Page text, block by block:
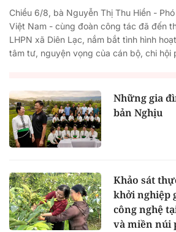
Chiều 6/8, bà Nguyễn Thị Thu Hiền -
Việt Nam - cùng đoàn công tác đã đến
LHPN xã Diên Lạc, nắm bắt tình hình
tâm tư, nguyện vọng của cán bộ, chi hội
Những gia
bản Nghịu
Khảo sát
khởi nghiệp
công nghệ
và miền núi